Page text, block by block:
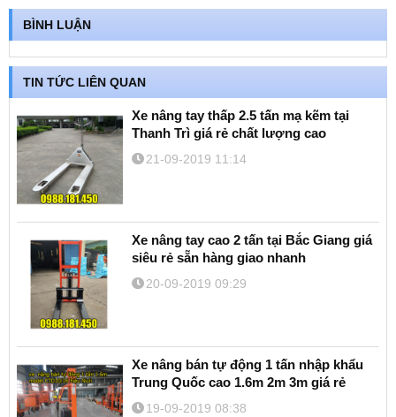
BÌNH LUẬN
TIN TỨC LIÊN QUAN
Xe nâng tay thấp 2.5 tấn mạ kẽm tại
Thanh Trì giá rẻ chất lượng cao
21-09-2019 11:14
Xe nâng tay cao 2 tấn tại Bắc Giang giá
siêu rẻ sẵn hàng giao nhanh
20-09-2019 09:29
Xe nâng bán tự động 1 tấn nhập khẩu
Trung Quốc cao 1.6m 2m 3m giá rẻ
19-09-2019 08:38